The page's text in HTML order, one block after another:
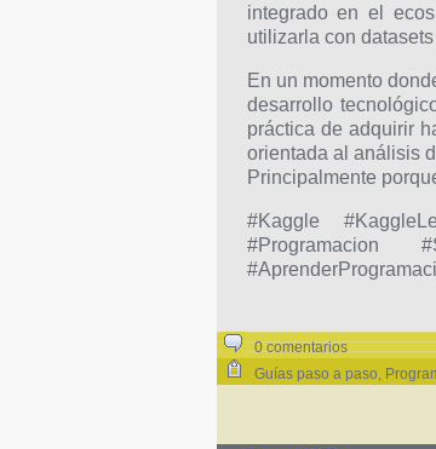
integrado en el
utilizarla con
En un momento
desarrollo
práctica de adquirir
orientada al análisis
Principalmente
#Kaggle
#Programacion
0 comentarios
Guías paso a paso,